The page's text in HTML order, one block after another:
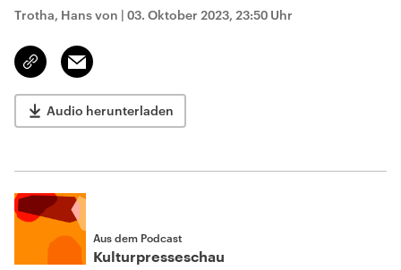
Trotha, Hans von | 03. Oktober 2023, 23:50 Uhr
Link
kopieren/teilen
Email
Audio herunterladen
Aus dem Podcast
Kulturpresseschau